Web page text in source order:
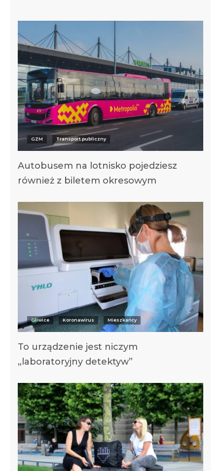
GZM Transport publiczny
Autobusem na lotnisko pojedziesz
również z biletem okresowym
Gliwice Koronawirus Mieszkańcy
To urządzenie jest niczym
„laboratoryjny detektyw”